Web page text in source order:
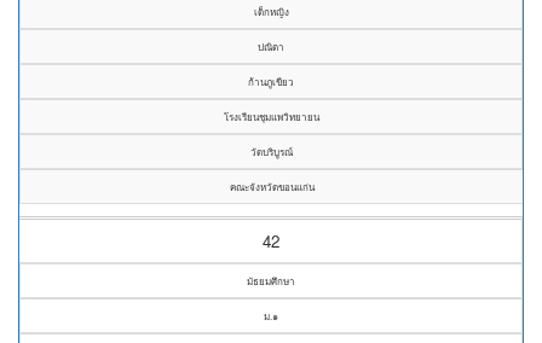
เด็กหญิง
ปณิตา
ก้านภูเขียว
โรงเรียนชุมแพวิทยายน
วัดบริบูรณ์
คณะจังหวัดขอนแก่น
42
มัธยมศึกษา
ม.๑